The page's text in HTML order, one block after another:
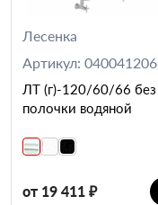
Лесенка
Артикул: 040041206
ЛТ (г)-120/60/66 без
полочки водяной
от 19 411 ₽